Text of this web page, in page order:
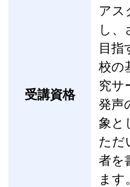
受講資格
アス
し、
目指
校の
究サ
発声
象と
ただ
者を
ます。